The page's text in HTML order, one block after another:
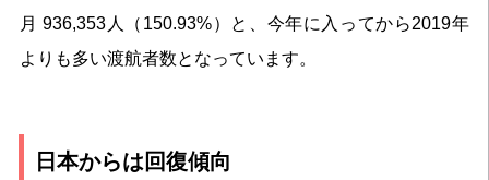
月 936,353人（150.93%）と、今年に入ってから2019年
よりも多い渡航者数となっています。
日本からは回復傾向